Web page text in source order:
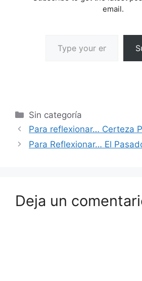
email.
Sin categoría
Para reflexionar… Certeza
Para Reflexionar… El
Deja un